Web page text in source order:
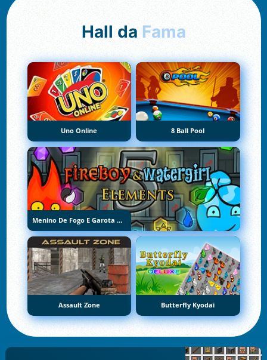
Hall da Fama
Uno Online 8 Ball Pool
Menino De Fogo E Garota De Água 5: Elementos
Assault Zone Butterfly Kyodai